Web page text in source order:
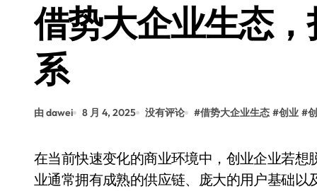
弹性架构赋能精准计算，重塑云端体验
借势大企业生态
系
由 dawei 8 月 4, 2025 没有评论 #借势大企业生态 #创业 #
在当前快速变化的商业环境中，创业企业若想脱颖而出，往往需要借助大企业的生态资源。大企
业通常拥有成熟的供应链、庞大的用户基础